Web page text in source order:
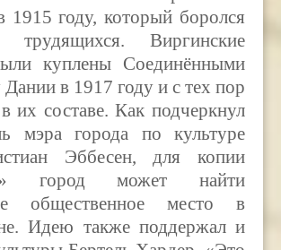
1915 году, который боролся
трудящихся. Виргинские
куплены Соединёнными
в 1917 году и с тех пор
их составе. Как подчеркнул
мэра города по культуре
Эббесен, для копии
город может найти
общественное место в
Идею также поддержал и